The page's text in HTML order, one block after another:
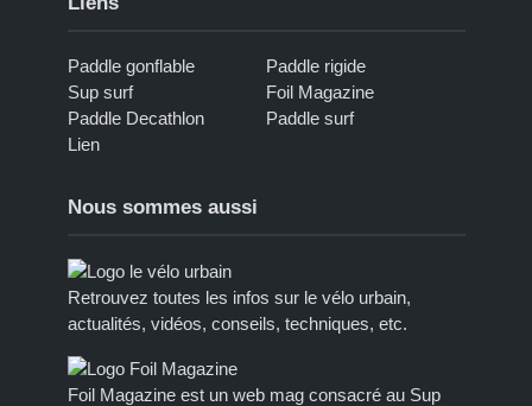
Paddle gonflable
Paddle rigide
Sup surf
Foil Magazine
Paddle Decathlon
Paddle surf
Lien
Nous sommes aussi
Retrouvez toutes les infos sur le vélo urbain,
actualités, vidéos, conseils, techniques, etc.
Foil Magazine est un web mag consacré au Sup